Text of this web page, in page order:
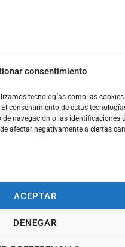
consentimiento
tecnologías como las
consentimiento de estas
navegación o las identificaciones
afectar negativamente a ciertas
ACEPTAR
DENEGAR